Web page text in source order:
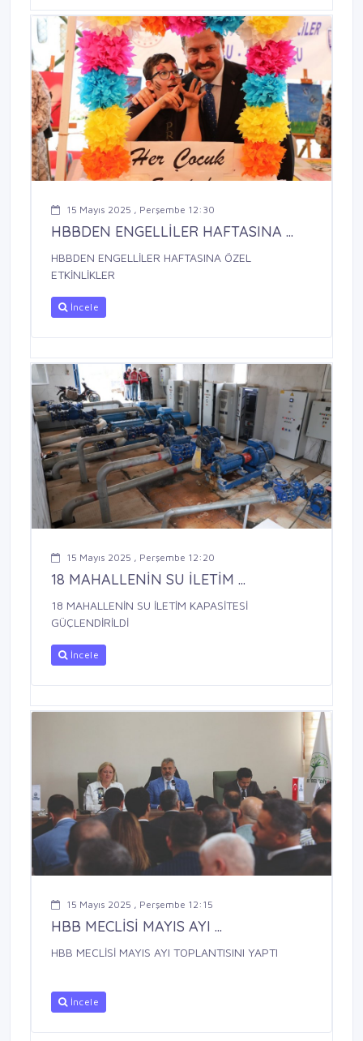
15 Mayıs 2025 , Perşembe 12:30
HBBDEN ENGELLİLER HAFTASINA ...
HBBDEN ENGELLİLER HAFTASINA ÖZEL
ETKİNLİKLER
İncele
15 Mayıs 2025 , Perşembe 12:20
18 MAHALLENİN SU İLETİM ...
18 MAHALLENİN SU İLETİM KAPASİTESİ
GÜÇLENDİRİLDİ
İncele
15 Mayıs 2025 , Perşembe 12:15
HBB MECLİSİ MAYIS AYI ...
HBB MECLİSİ MAYIS AYI TOPLANTISINI YAPTI
İncele